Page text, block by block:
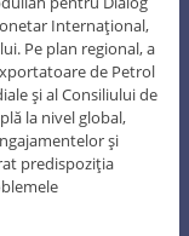
Internaţional,
Pe plan regional, a
de Petrol
şi al Consiliului de
la nivel global,
şi
predispoziţia